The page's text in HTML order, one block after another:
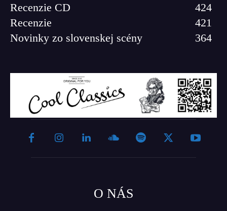
Recenzie CD
424
Recenzie
421
Novinky zo slovenskej scény
364
O NÁS